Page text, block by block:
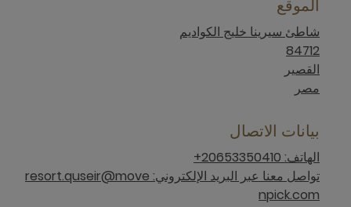
الموقع
شاطئ سيرينا خليج الكواديم
84712
القصير
مصر
بيانات الاتصال
الهاتف: 20653350410+
تواصل معنا عبر البريد الإلكتروني: resort.quseir@move
npick.com